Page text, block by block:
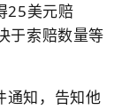
25美元赔
于索赔数量等
通知，告知他